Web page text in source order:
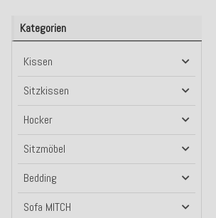
Kategorien
Kissen
Sitzkissen
Hocker
Sitzmöbel
Bedding
Sofa MITCH